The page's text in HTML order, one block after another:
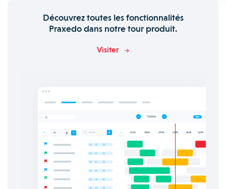
Découvrez toutes les fonctionnalités
Praxedo dans notre tour produit.
Visiter